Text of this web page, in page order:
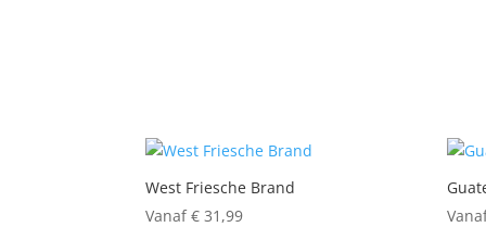
West Friesche Brand
Vanaf € 31,99